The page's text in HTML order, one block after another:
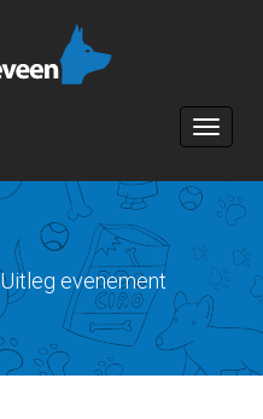
Toggle
Uitleg evenement